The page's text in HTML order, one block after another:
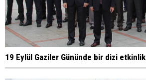
19 Eylül Gaziler Gününde bir dizi etkinlik